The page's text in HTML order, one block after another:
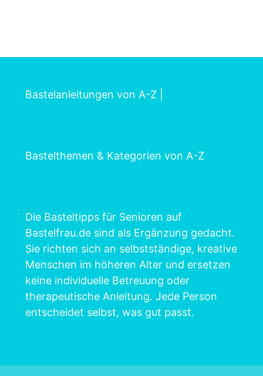
Bastelanleitungen von A-Z
Bastelthemen & Kategorien von A-Z
Die Basteltipps für Senioren auf
Bastelfrau.de sind als Ergänzung gedacht.
Sie richten sich an selbstständige, kreative
Menschen im höheren Alter und ersetzen
keine individuelle Betreuung oder
therapeutische Anleitung. Jede Person
entscheidet selbst, was gut passt.